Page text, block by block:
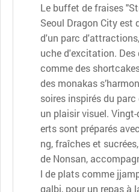
Le buffet de fraises
Seoul Dragon City est
d'un parc
uche d'excitation.
comme des
des monakas
soires inspirés du
un plaisir visuel.
erts sont préparés
ng, fraîches et
de Nonsan,
l de plats comme
galbi, pour un repas à